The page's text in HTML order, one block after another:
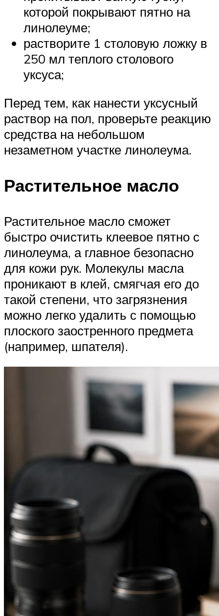
которой покрывают пятно на
линолеуме;
растворите 1 столовую ложку в
250 мл теплого столового
уксуса;
Перед тем, как нанести уксусный
раствор на пол, проверьте реакцию
средства на небольшом
незаметном участке линолеума.
Растительное масло
Растительное масло сможет
быстро очистить клеевое пятно с
линолеума, а главное безопасно
для кожи рук. Молекулы масла
проникают в клей, смягчая его до
такой степени, что загрязнения
можно легко удалить с помощью
плоского заостренного предмета
(например, шпателя).